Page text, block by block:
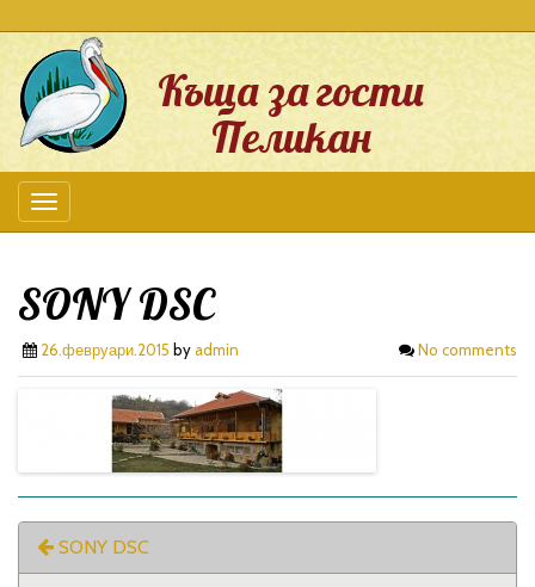
Къща за гости
Пеликан
SONY DSC
26.февруари.2015 byadmin No comments
SONY DSC